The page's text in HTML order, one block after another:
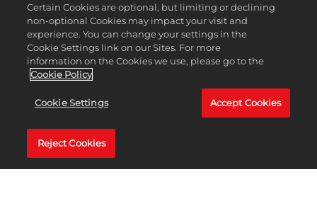
Certain Cookies are optional, but limiting or declining
non-optional Cookies may impact your visit and
experience. You can change your settings in the
Cookie Settings link on our Sites. For more
information on the Cookies we use, please go to the
Cookie Policy
Cookie Settings Accept Cookies
Reject Cookies